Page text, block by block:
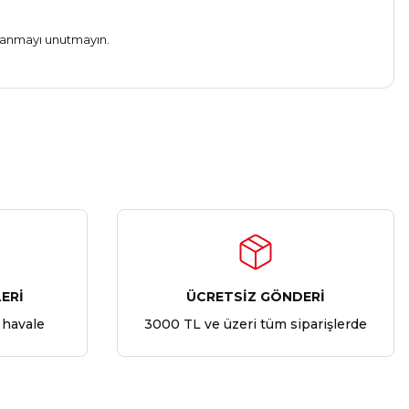
unutmayın.
ÜCRETSİZ GÖNDERİ
3000 TL ve üzeri tüm siparişlerde